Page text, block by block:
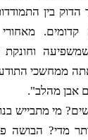
בין
ממחשכי
אבן מהלב".
מי מתבייש
מדי? הבושה